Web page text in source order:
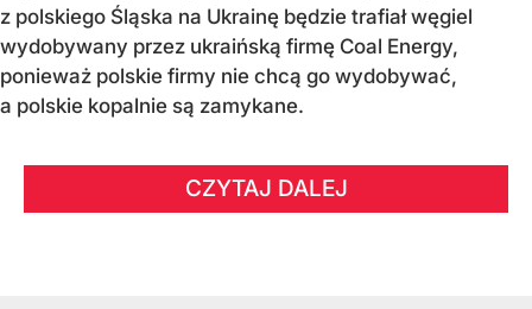
z polskiego Śląska na Ukrainę będzie trafiał węgiel
wydobywany przez ukraińską firmę Coal Energy,
ponieważ polskie firmy nie chcą go wydobywać,
a polskie kopalnie są zamykane.
CZYTAJ DALEJ